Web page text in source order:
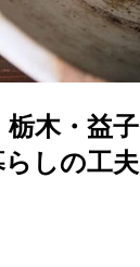
木・益子
しの工夫